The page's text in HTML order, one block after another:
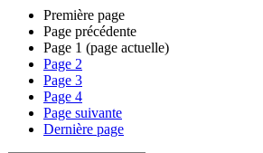
Première page
Page précédente
Page 1 (page actuelle)
Page 2
Page 3
Page 4
Page suivante
Dernière page